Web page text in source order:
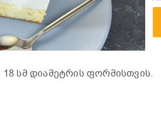
სმ დიამეტრის ფორმისთვის.